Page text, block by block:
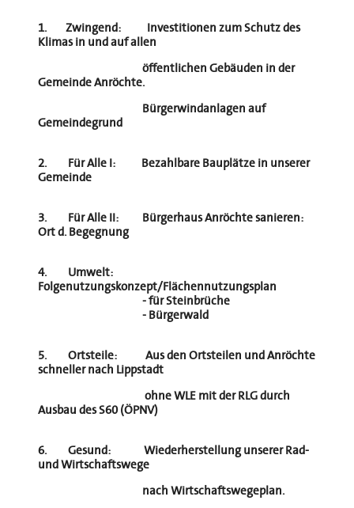
1. Zwingend: Investitionen zum Schutz des
Klimas in und auf allen
öffentlichen Gebäuden in der
Gemeinde Anröchte.
Bürgerwindanlagen auf
Gemeindegrund
2. Für Alle I:
Bezahlbare Bauplätze in unserer
Gemeinde
3. Für Alle II:Bürgerhaus Anröchte sanieren:
Ort d. Begegnung
4. Umwelt:
Folgenutzungskonzept/Flächennutzungsplan
- für Steinbrüche
- Bürgerwald
5. Ortsteile:
Aus den Ortsteilen und Anröchte
schneller nach Lippstadt
ohne WLE mit der RLG durch
Ausbau des S60 (ÖPNV)
6. Gesund:Wiederherstellung unserer Rad-
und Wirtschaftswege
nach Wirtschaftswegeplan.